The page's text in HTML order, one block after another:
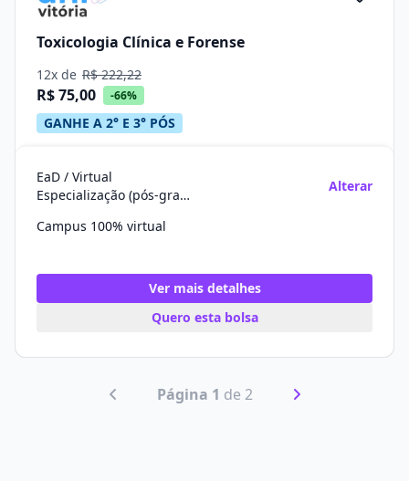
Toxicologia Clínica e Forense
12x de R$ 222,22
R$ 75,00 -66%
GANHE A 2° E 3° PÓS
EaD / Virtual
Especialização (pós-graduação)
Alterar
Campus 100% virtual
Ver mais detalhes
Quero esta bolsa
Página 1 de 2